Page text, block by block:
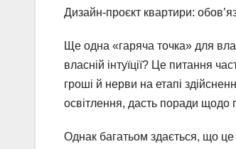
Дизайн-проєкт квартири:
Ще одна «гаряча точка» для
власній інтуїції? Це питання
гроші й нерви на етапі
освітлення, дасть поради щодо
Однак багатьом здається, що це